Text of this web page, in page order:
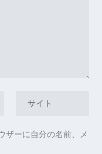
ザーに自分の名前、メ